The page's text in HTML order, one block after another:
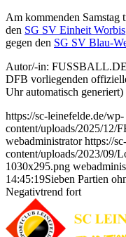
Am kommenden
den SG SV Einheit Worbis
gegen den SG SV Blau-
Autor/-in: FUSSBALL.DE
DFB vorliegenden
Uhr automatisch generiert)
https://sc-leinefelde.de/wp-
content/uploads/2025/12/
webadministrator https://
content/uploads/2023/09/
1030x295.png
14:45:19Sieben Partien
Negativtrend fort